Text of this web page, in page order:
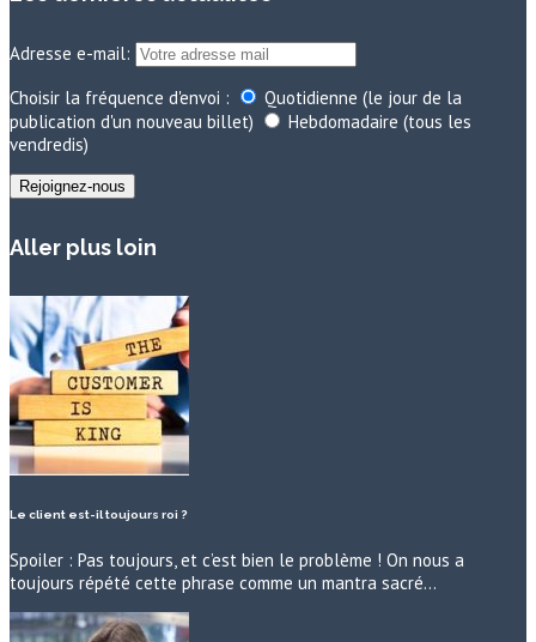
Adresse e-mail:
Choisir la fréquence d'envoi :
Quotidienne (le jour de la
publication d'un nouveau billet)
Hebdomadaire (tous les
vendredis)
Aller plus loin
Le client est-il toujours roi ?
Spoiler : Pas toujours, et c’est bien le problème ! On nous a
toujours répété cette phrase comme un mantra sacré…